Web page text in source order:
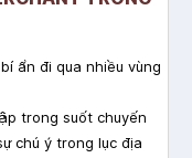
ẩn đi qua nhiều vùng
trong suốt chuyến
chú ý trong lục địa